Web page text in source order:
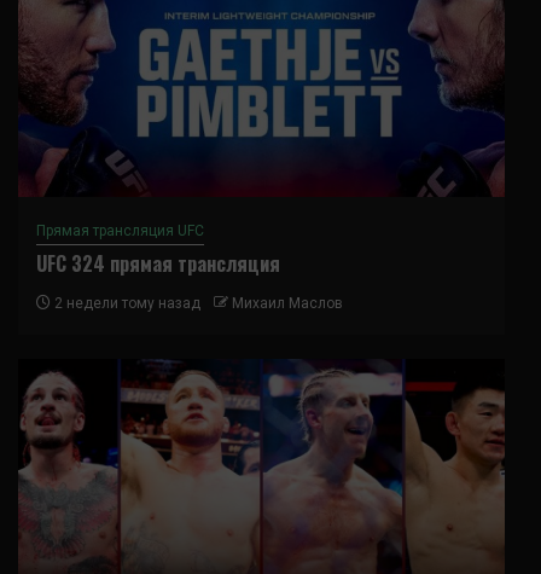
Прямая трансляция UFC
UFC 324 прямая трансляция
2 недели тому назад Михаил Маслов